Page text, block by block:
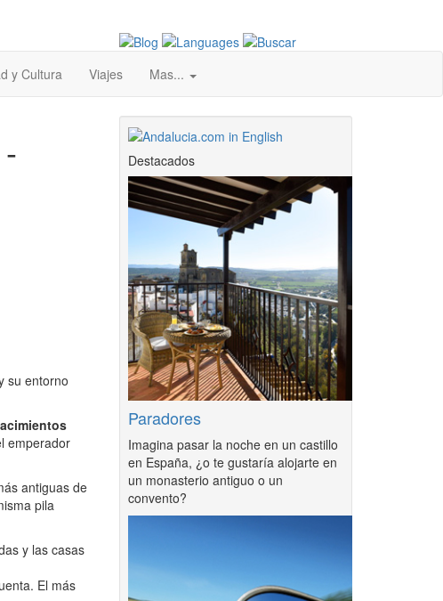
y Cultura Viajes Mas...
su entorno
emperador
antiguas de
pila
y las casas
El más
Destacados
Paradores
Imagina pasar la noche en un castillo
en España, ¿o te gustaría alojarte en
un monasterio antiguo o un
convento?